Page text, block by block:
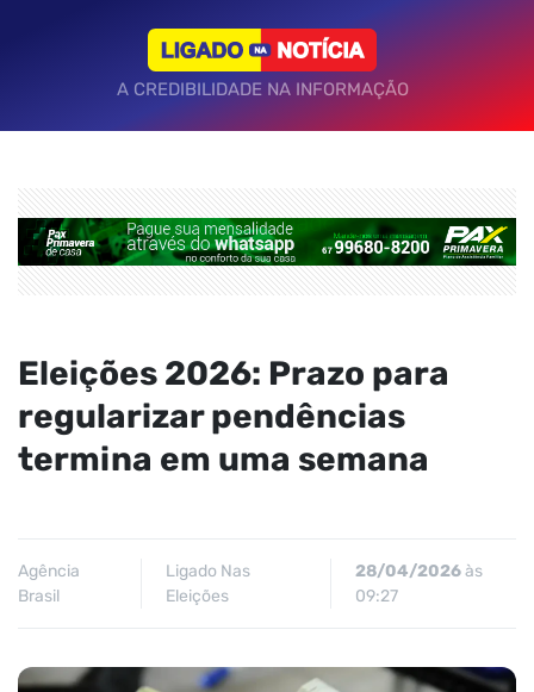
A CREDIBILIDADE NA INFORMAÇÃO
Eleições 2026: Prazo para
regularizar pendências
termina em uma semana
Agência
Brasil
Ligado Nas
Eleições
28/04/2026às
09:27